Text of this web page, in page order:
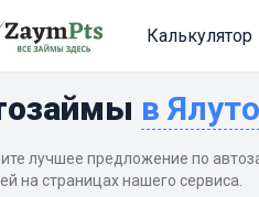
Калькулятор
в
лучшее предложение по
на страницах нашего сервиса.